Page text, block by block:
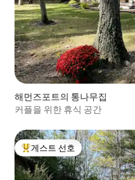
해먼즈포트의 통나무집
커플을 위한 휴식 공간
상위 게스트 선호
게스트 선호